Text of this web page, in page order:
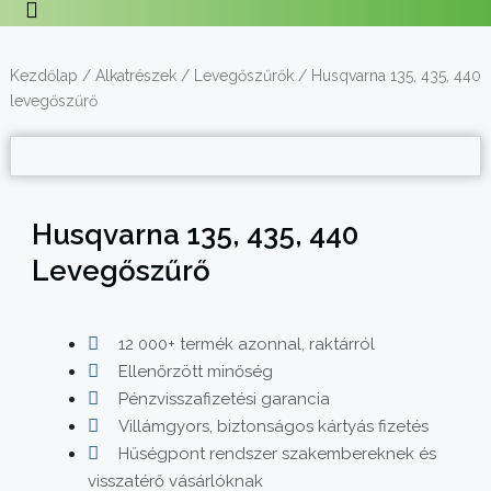
Kezdőlap / Alkatrészek/ Levegőszűrők/ Husqvarna 135, 435, 440
levegőszűrő
Husqvarna 135, 435, 440
Levegőszűrő
12 000+ termék azonnal, raktárról
Ellenőrzött minőség
Pénzvisszafizetési garancia
Villámgyors, biztonságos kártyás fizetés
Hűségpont rendszer szakembereknek és
visszatérő vásárlóknak